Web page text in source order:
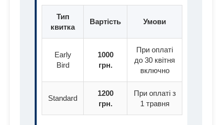
Тип
квитка
Вартість Умови
Early
Bird
1000
грн.
При оплаті
до 30 квітня
включно
Standard
1200
грн.
При оплаті з
1 травня